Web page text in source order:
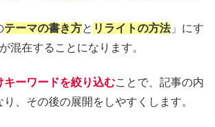
テーマの書き方と リライトの方法」にす
混在することになります。
キーワードを絞り込むことで、記事の内
、その後の展開をしやすくします。